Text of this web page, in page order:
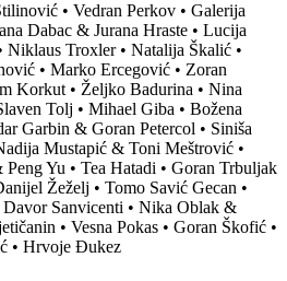
• Vedran Perkov • Galerija
Dabac & Jurana Hraste • Lucija
Troxler • Natalija Škalić •
• Marko Ercegović • Zoran
Korkut • Željko Badurina • Nina
Tolj • Mihael Giba • Božena
Garbin & Goran Petercol • Siniša
Mustapić & Toni Meštrović •
Yu • Tea Hatadi • Goran Trbuljak
Žeželj • Tomo Savić Gecan •
Sanvicenti • Nika Oblak &
• Vesna Pokas • Goran Škofić •
• Hrvoje Đukez